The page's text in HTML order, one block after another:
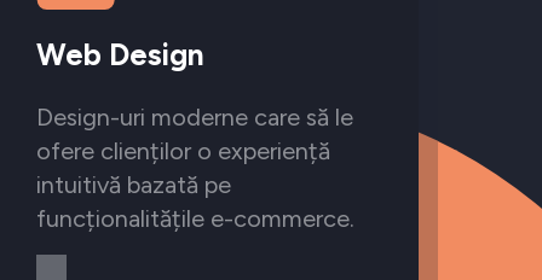
Web Design
Design-uri moderne care să le
ofere clienților o experiență
intuitivă bazată pe
funcționalitățile e-commerce.